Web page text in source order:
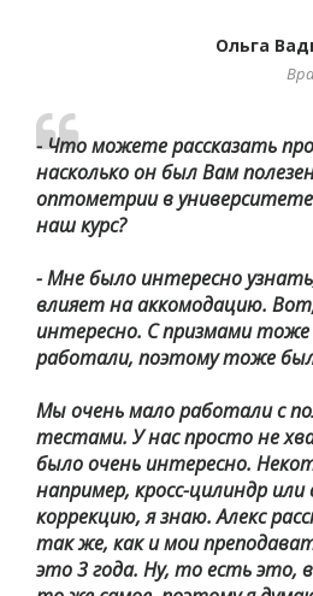
Ольга
- Что можете рассказать
насколько он был Вам
оптометрии в
наш курс?
- Мне было интересно
влияет на аккомодацию.
интересно. С призмами
работали, поэтому тоже
Мы очень мало работали с
тестами. У нас просто не
было очень интересно.
например, кросс-цилиндр или
коррекцию, я знаю. Алекс
так же, как и мои
это 3 года. Ну, то есть это,